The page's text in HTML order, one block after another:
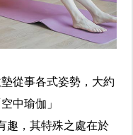
從事各式姿勢，大約
中瑜伽」
趣，其特殊之處在於